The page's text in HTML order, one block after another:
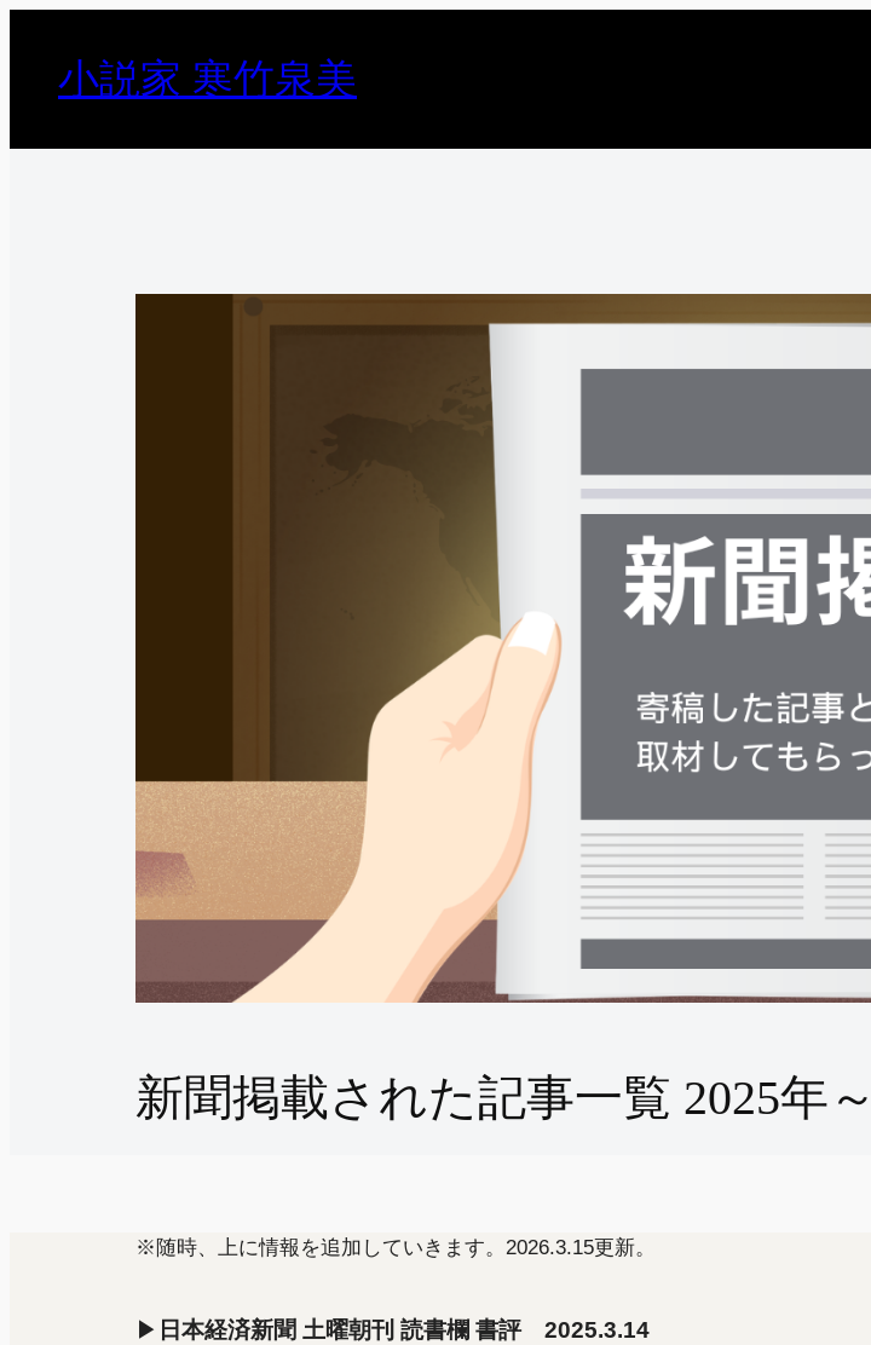
キ
小説家 寒竹泉美
新聞掲載された記事一覧 2025年～
※随時、上に情報を追加していきます。2026.3.15更新。
▶ 日本経済新聞 土曜朝刊 読書欄 書評 2025.3.14